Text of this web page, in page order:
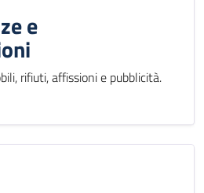
e
rifiuti, affissioni e pubblicità.